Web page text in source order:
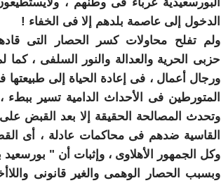
الدخول إلى عاصمة بلدهم إلا فى الخفاء !
ولم تفلح محاولات كسر
الحصار
التى
حزبى الحرية والعدالة والنور السلفى ، كما
ورجال أعمال ، فى إعادة الحياة إلى
المتورطين فى الأحداث الدامية تسير ببطء
وتحدث المصالحة الحقيقة إلا بعد القبض على
القاسية ضدهم فى محاكمات عادلة ، أى
وكل الجمهور الأهلاوى ، وإثبات أن " بور سعيد
وبسبب الحصار الوهمى والغير قانونى